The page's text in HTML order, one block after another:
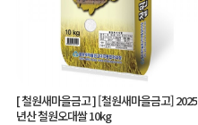
[ 철원새마을금고 ][철원새마을금고] 2025
년산 철원오대쌀 10kg